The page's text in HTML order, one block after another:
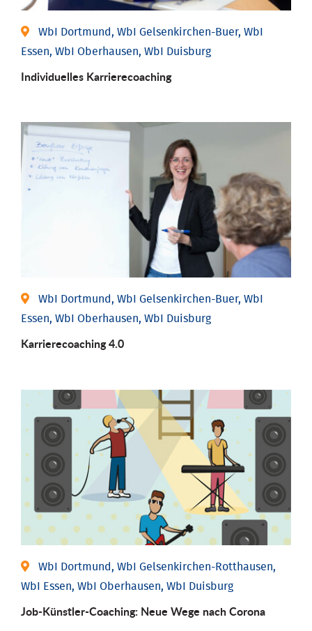
WbI Dortmund, WbI Gelsenkirchen-Buer, WbI
Essen, WbI Oberhausen, WbI Duisburg
Individu­elles Karrierecoaching
WbI Dortmund, WbI Gelsenkirchen-Buer, WbI
Essen, WbI Oberhausen, WbI Duisburg
Karriere­coaching 4.0
WbI Dortmund, WbI Gelsenkirchen-Rotthausen,
WbI Essen, WbI Oberhausen, WbI Duisburg
Job-Künstler-Coaching: Neue Wege nach Corona